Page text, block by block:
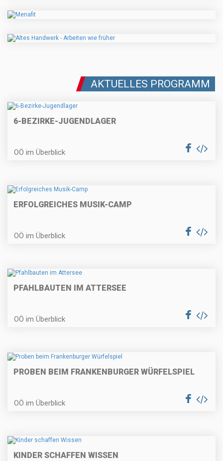
AKTUELLES PROGRAMM
6-BEZIRKE-JUGENDLAGER
OÖ im Überblick
ERFOLGREICHES MUSIK-CAMP
OÖ im Überblick
PFAHLBAUTEN IM ATTERSEE
OÖ im Überblick
PROBEN BEIM FRANKENBURGER WÜRFELSPIEL
OÖ im Überblick
KINDER SCHAFFEN WISSEN